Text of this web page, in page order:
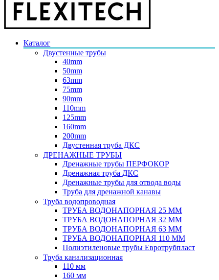
Каталог
Двустенные трубы
40mm
50mm
63mm
75mm
90mm
110mm
125mm
160mm
200mm
Двустенная труба ДКС
ДРЕНАЖНЫЕ ТРУБЫ
Дренажные трубы ПЕРФОКОР
Дренажная труба ДКС
Дренажные трубы для отвода воды
Труба для дренажной канавы
Труба водопроводная
ТРУБА ВОДОНАПОРНАЯ 25 ММ
ТРУБА ВОДОНАПОРНАЯ 32 ММ
ТРУБА ВОДОНАПОРНАЯ 63 ММ
ТРУБА ВОДОНАПОРНАЯ 110 ММ
Полиэтиленовые трубы Евротрубпласт
Труба канализационная
110 мм
160 мм